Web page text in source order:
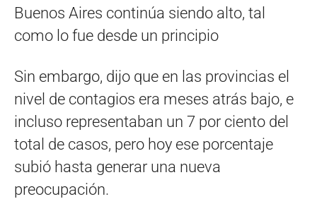
Buenos Aires continúa siendo alto, tal
como lo fue desde un principio
Sin embargo, dijo que en las provincias el
nivel de contagios era meses atrás bajo, e
incluso representaban un 7 por ciento del
total de casos, pero hoy ese porcentaje
subió hasta generar una nueva
preocupación.